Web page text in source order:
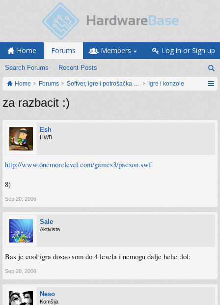
Home Forums
Search Forums Recent Posts
Members Log in or Sign up
Home Forums Softver, igre i potrošačka elektronikaIgre i konzole
za razbacit :)
Esh
HWB
http://www.onemorelevel.com/games3/pacxon.swf
8)
Sep 20, 2006
Sale
Aktivista
Bas je cool igra dosao som do 4 levela i nemogu dalje hehe :lol:
Sep 20, 2006
Neso
Komšija